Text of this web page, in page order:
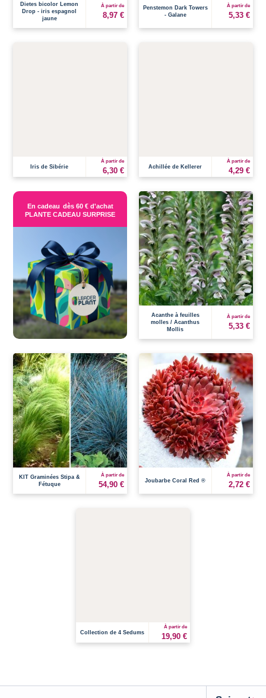
Dietes bicolor Lemon
Drop - iris espagnol
jaune
À partir de
8,97 €
Penstemon Dark Towers
- Galane
À partir de
5,33 €
Iris de Sibérie
À partir de
6,30 € Achillée de Kellerer
À partir de
4,29 €
En cadeau dès 60 € d'achat
PLANTE CADEAU SURPRISE
Acanthe à feuilles
molles / Acanthus
Mollis
À partir de
5,33 €
KIT Graminées Stipa &
Fétuque
À partir de
54,90 € Joubarbe Coral Red ®
À partir de
2,72 €
Collection de 4 Sedums
À partir de
19,90 €